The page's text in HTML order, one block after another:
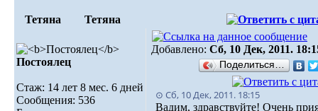
Тетяна Тетяна
Постоялец
Стаж: 14 лет 8 мес. 6 дней
Сообщения: 536
Добавлено: Сб, 10 Дек, 2011.
Поделиться…
⊙ Сб, 10 Дек, 2011. 18:15
Вадим, здравствуйте! Очень